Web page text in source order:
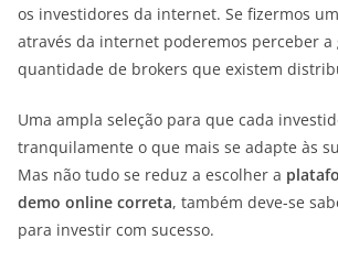
os investidores da internet. Se fizermos
através da internet poderemos perceber a
quantidade de brokers que existem
Uma ampla seleção para que cada
tranquilamente o que mais se adapte às
Mas não tudo se reduz a escolher a
demo online correta, também deve-se
para investir com sucesso.